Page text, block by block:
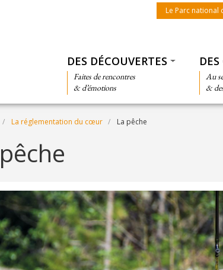
Menu du parc
Le Parc national
DES DÉCOUVERTES
Faites de rencontres
& d’émotions
Au
&
La réglementation du cœur La pêche